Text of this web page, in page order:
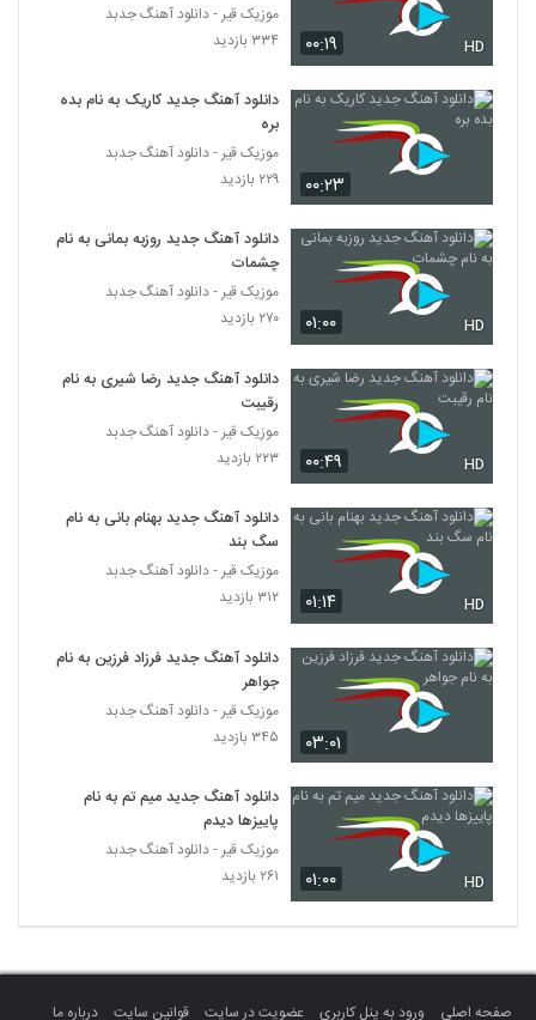
5141
آهنگ پوریا سلیمانی بنام بغض
۲۲۴ بازدید
سینا سرلک آهنگ جان منی
5143
۲۳۲ بازدید
5144
Ramin Azizi Ye Rooze Ali
۲۴۲ بازدید
موزیک زیبای انگار نه انگار از علیرضا جعفری
5146
۲۲۷ بازدید
5147
موزیک زیبای بن بست از احسان ذوالقدر
۲۲۹ بازدید
موزیک زیبای دیوار از هوداد
5149
موزیک زیبای دلتنگی از سهیل مهرزادگان
۲۳۵ بازدید
موزیک زیبای شبهای تکراری از مجتبی کمندانی
۲۴۹ بازدید
5151
دانلود آهنگ جدید و زیبای زئوس با نام حالا تو
۲۵۶ بازدید
۰۰:۱۹ HD
موزیک قیر - دانلود آهنگ جدبد
۳۳۴ بازدید
۰۰:۲۳
دانلود آهنگ جدید کاریک به نام بده
بره
موزیک قیر - دانلود آهنگ جدبد
۲۲۹ بازدید
۰۱:۰۰ HD
دانلود آهنگ جدید روزبه بمانی به نام
چشمات
موزیک قیر - دانلود آهنگ جدبد
۲۷۰ بازدید
۰۰:۴۹ HD
دانلود آهنگ جدید رضا شیری به نام
رقیبت
موزیک قیر - دانلود آهنگ جدبد
۲۲۳ بازدید
۰۱:۱۴ HD
دانلود آهنگ جدید بهنام بانی به نام
سگ بند
موزیک قیر - دانلود آهنگ جدبد
۳۱۲ بازدید
۰۳:۰۱
دانلود آهنگ جدید فرزاد فرزین به نام
جواهر
موزیک قیر - دانلود آهنگ جدبد
۳۴۵ بازدید
۰۱:۰۰ HD
دانلود آهنگ جدید میم تم به نام
پاییزها دیدم
موزیک قیر - دانلود آهنگ جدبد
۲۶۱ بازدید
صفحه اصلی ورود به پنل کاربری عضویت در سایت قوانین سایت درباره ما